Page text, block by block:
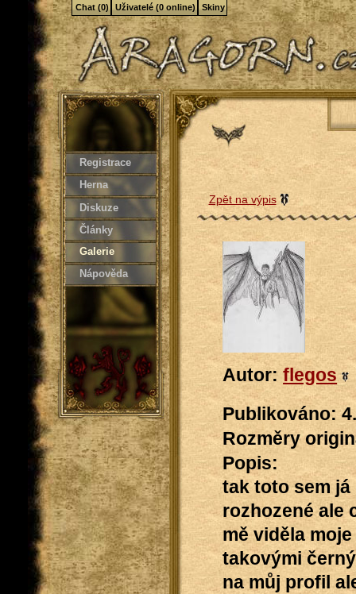
Registrace
Herna
Diskuze
Články
Galerie
Nápověda
Zpět na výpis
Autor:flegos
Publikováno:
Rozměry
Popis:
tak toto sem
rozhozené ale
mě viděla
takovými
na můj profil
Chat (0) Uživatelé (0 online) Skiny